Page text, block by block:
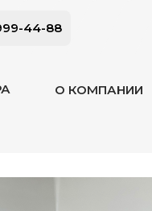
44-88
О КОМПАНИИ